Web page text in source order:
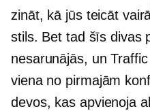
zināt, kā jūs teicāt
stils. Bet tad šīs divas
nesarunājās, un
viena no pirmajām
devos, kas apvienoja